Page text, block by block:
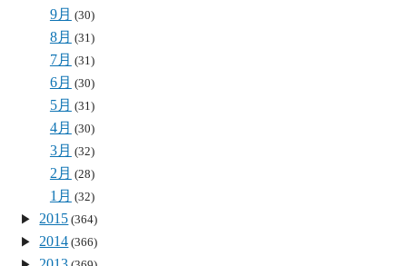
9月 (30)
8月 (31)
7月 (31)
6月 (30)
5月 (31)
4月 (30)
3月 (32)
2月 (28)
1月 (32)
2015 (364)
2014 (366)